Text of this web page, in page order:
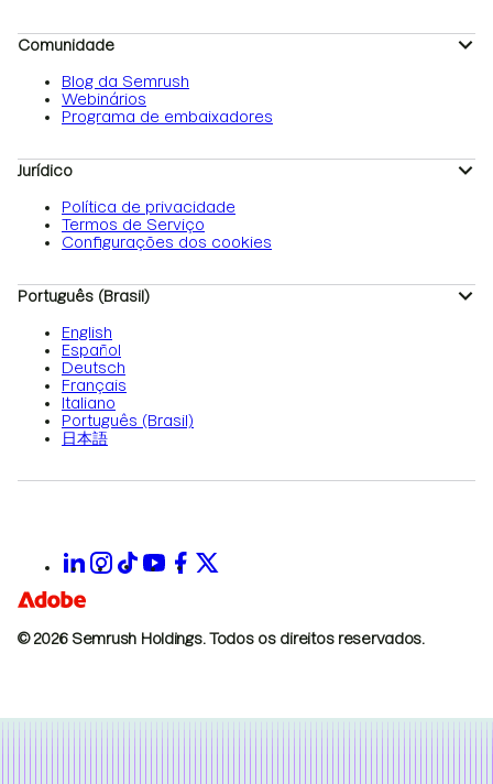
Comunidade
Blog da Semrush
Webinários
Programa de embaixadores
Jurídico
Política de privacidade
Termos de Serviço
Configurações dos cookies
Português (Brasil)
English
Español
Deutsch
Français
Italiano
Português (Brasil)
日本語
© 2026 Semrush Holdings. Todos os direitos reservados.